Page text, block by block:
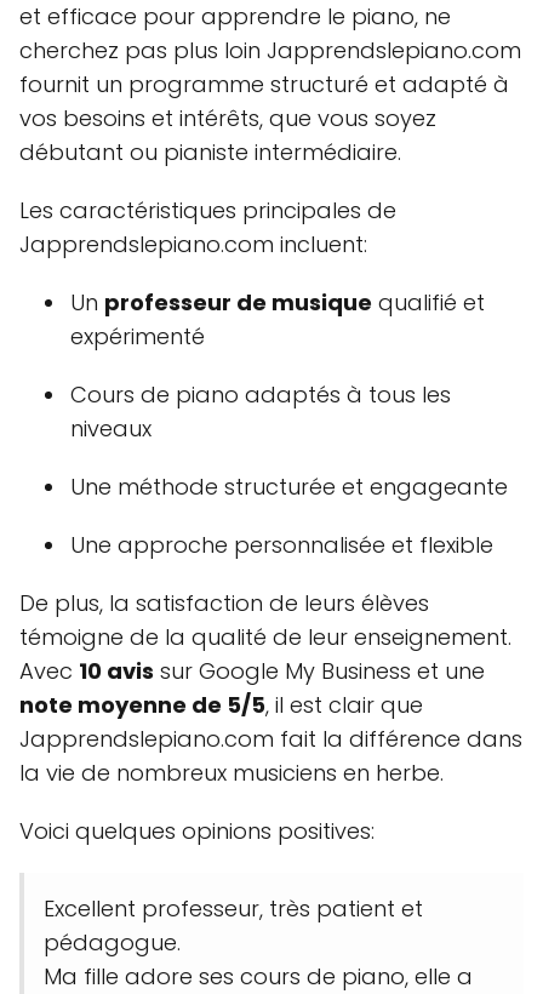
et efficace pour apprendre le piano, ne
cherchez pas plus loin Japprendslepiano.com
fournit un programme structuré et adapté à
vos besoins et intérêts, que vous soyez
débutant ou pianiste intermédiaire.
Les caractéristiques principales de
Japprendslepiano.com incluent:
Un professeur de musique qualifié et
expérimenté
Cours de piano adaptés à tous les
niveaux
Une méthode structurée et engageante
Une approche personnalisée et flexible
De plus, la satisfaction de leurs élèves
témoigne de la qualité de leur enseignement.
Avec 10 avis sur Google My Business et une
note moyenne de 5/5, il est clair que
Japprendslepiano.com fait la différence dans
la vie de nombreux musiciens en herbe.
Voici quelques opinions positives:
Excellent professeur, très patient et
pédagogue.
Ma fille adore ses cours de piano, elle a